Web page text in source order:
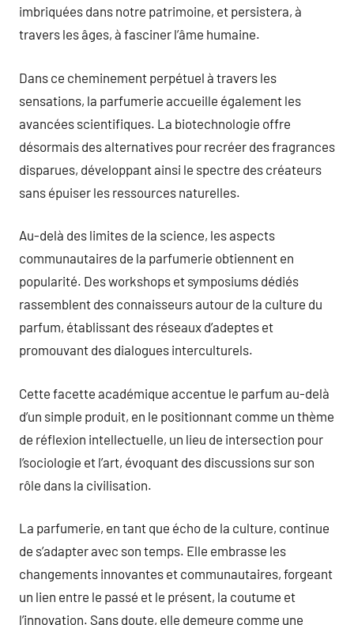
imbriquées dans notre patrimoine, et persistera, à
travers les âges, à fasciner l’âme humaine.
Dans ce cheminement perpétuel à travers les
sensations, la parfumerie accueille également les
avancées scientifiques. La biotechnologie offre
désormais des alternatives pour recréer des fragrances
disparues, développant ainsi le spectre des créateurs
sans épuiser les ressources naturelles.
Au-delà des limites de la science, les aspects
communautaires de la parfumerie obtiennent en
popularité. Des workshops et symposiums dédiés
rassemblent des connaisseurs autour de la culture du
parfum, établissant des réseaux d’adeptes et
promouvant des dialogues interculturels.
Cette facette académique accentue le parfum au-delà
d’un simple produit, en le positionnant comme un thème
de réflexion intellectuelle, un lieu de intersection pour
l’sociologie et l’art, évoquant des discussions sur son
rôle dans la civilisation.
La parfumerie, en tant que écho de la culture, continue
de s’adapter avec son temps. Elle embrasse les
changements innovantes et communautaires, forgeant
un lien entre le passé et le présent, la coutume et
l’innovation. Sans doute, elle demeure comme une